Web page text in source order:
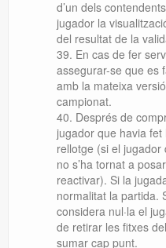
d’un dels
jugador la
del resultat de la
En cas de fer
assegurar-se que es
amb la mateixa
campionat.
Després de
jugador que havia
rellotge (si el jugador
no s’ha tornat a
reactivar). Si la
normalitat la partida.
considera nul·la el
de retirar les fitxes
sumar cap punt.